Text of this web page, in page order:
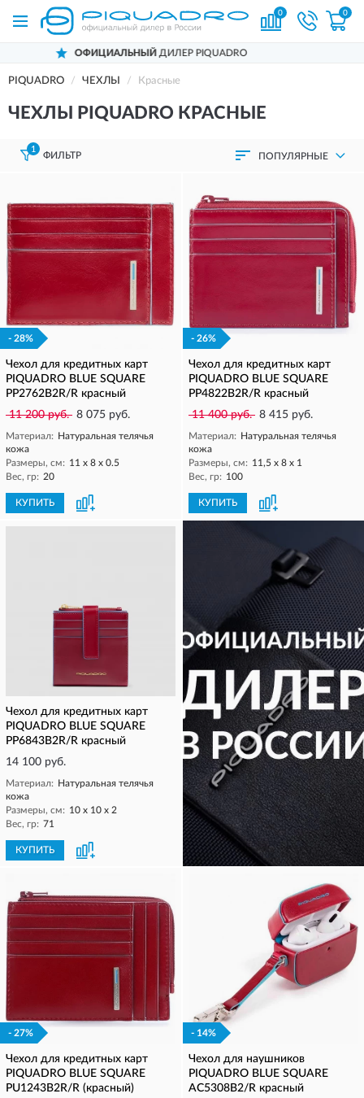
0 0
ДИЛЕР PIQUADRO
PIQUADRO ЧЕХЛЫ Красные
ЧЕХЛЫ PIQUADRO КРАСНЫЕ
1
ФИЛЬТР ПОПУЛЯРНЫЕ
- 28%
Чехол для кредитных карт
PIQUADRO BLUE SQUARE
PP2762B2R/R красный
11 200 руб. 8 075 руб.
Материал: Натуральная телячья
кожа
Размеры, см: 11 x 8 x 0.5
Вес, гр: 20
КУПИТЬ
- 26%
Чехол для кредитных карт
PIQUADRO BLUE SQUARE
PP4822B2R/R красный
11 400 руб. 8 415 руб.
Материал: Натуральная телячья
кожа
Размеры, см: 11,5 х 8 х 1
Вес, гр: 100
КУПИТЬ
Чехол для кредитных карт
PIQUADRO BLUE SQUARE
PP6843B2R/R красный
14 100 руб.
Материал: Натуральная телячья
кожа
Размеры, см: 10 х 10 х 2
Вес, гр: 71
КУПИТЬ КУПИТЬ
- 27%
Чехол для кредитных карт
PIQUADRO BLUE SQUARE
PU1243B2R/R (красный)
- 14%
Чехол для наушников
PIQUADRO BLUE SQUARE
AC5308B2/R красный